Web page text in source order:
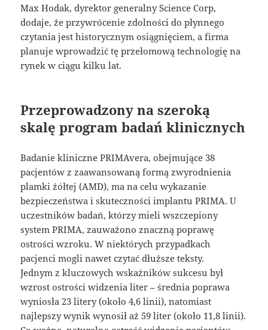
Max Hodak, dyrektor generalny Science Corp,
dodaje, że przywrócenie zdolności do płynnego
czytania jest historycznym osiągnięciem, a firma
planuje wprowadzić tę przełomową technologię na
rynek w ciągu kilku lat.
Przeprowadzony na szeroką
skalę program badań klinicznych
Badanie kliniczne PRIMAvera, obejmujące 38
pacjentów z zaawansowaną formą zwyrodnienia
plamki żółtej (AMD), ma na celu wykazanie
bezpieczeństwa i skuteczności implantu PRIMA. U
uczestników badań, którzy mieli wszczepiony
system PRIMA, zauważono znaczną poprawę
ostrości wzroku. W niektórych przypadkach
pacjenci mogli nawet czytać dłuższe teksty.
Jednym z kluczowych wskaźników sukcesu był
wzrost ostrości widzenia liter – średnia poprawa
wyniosła 23 litery (około 4,6 linii), natomiast
najlepszy wynik wynosił aż 59 liter (około 11,8 linii).